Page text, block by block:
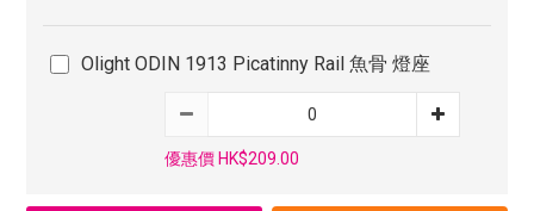
Olight ODIN 1913 Picatinny Rail 魚骨 燈座
優惠價 HK$209.00